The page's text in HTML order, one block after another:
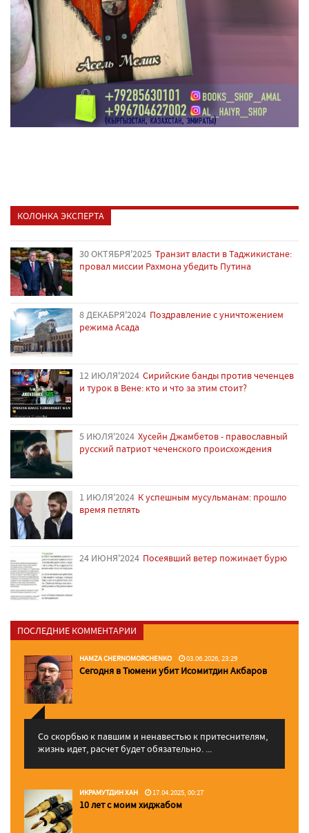
КОЛОНКА ЭКСПЕРТА
30 ОКТЯБРЯ'2025 Транзит власти в Таджикистане:
провал миссии Рахмона убедить Путина
8 ДЕКАБРЯ'2024 Поздравление с уничтожением
режима Асада
12 ИЮЛЯ'2024 Сирийские банды против чеченцев
и турок в Вене: кто и что за этим стоит?
5 ИЮЛЯ'2024 Хусейн Джамбетов - православный
русский патриот чеченского происхождения
1 ИЮЛЯ'2024 К успешным мусульманам: прошло
время петлять
24 ИЮНЯ'2024 Посеявший ветер пожинает бурю
ПОСЛЕДНИЕ КОММЕНТАРИИ
HAMZA CHERNOMORCHENKO 03.06.2026, 23:29
Сегодня в Тюмени убит Исомитдин Акбаров
Со скорбью к павшим и ненавестью к притеснителям,
жизнь идет, расчет будет обязательно. ...
ИКРАМУТДИН ХАН 17.04.2025, 00:27
10 лет с моим хиджабом